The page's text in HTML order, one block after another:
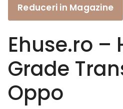
Reduceri in Magazine
Ehuse.ro –
Grade
Oppo